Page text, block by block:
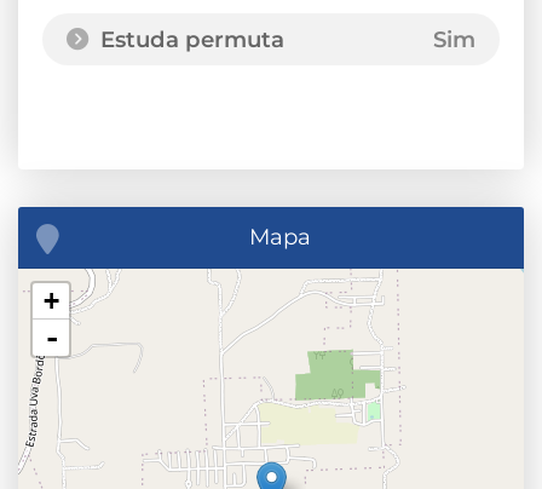
Estuda permuta
Sim
Mapa
+
-